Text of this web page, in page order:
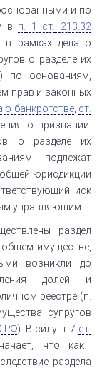
и по
в п. 1 ст.
213.32
в рамках дела о
о разделе их
по основаниям,
прав и законных
о банкротстве, ст.
о признании
о разделе их
подлежат
юрисдикции
иск
управляющим.
раздел
общем имуществе,
возникли до
долей и
реестре (п.
супругов
РФ). В силу п. 7 ст.
что как
раздела